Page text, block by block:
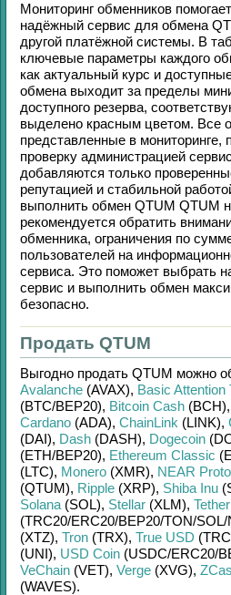
Мониторинг обменников
надёжный сервис для обмена
другой платёжной системы. В
ключевые параметры каждого
как актуальный курс и
обмена выходит за пределы
доступного резерва,
выделено красным цветом. Все
представленные в мониторинге,
проверку администрацией
добавляются только
репутацией и стабильной
выполнить обмен QTUM QTUM
рекомендуется обратить
обменника, ограничения по
пользователей на
сервиса. Это поможет выбрать
сервис и выполнить обмен
безопасно.
Продать QTUM
Выгодно продать QTUM можно
Avalanche (AVAX), Basic Attention
(BTC/BEP20), Bitcoin Cash (BCH),
Cardano (ADA), ChainLink (LINK),
(DAI), Dash (DASH), Dogecoin
(ETH/BEP20), Ethereum Classic
(LTC), Monero (XMR), NEAR
(QTUM), Ripple (XRP), Shiba Inu
Solana (SOL), Stellar (XLM), Tether
(TRC20/ERC20/BEP20/TON/SOL/
(XTZ), Tron (TRX), True USD
(UNI), USD Coin (USDC/ERC20/
VeChain (VET), Verge (XVG),
(WAVES).